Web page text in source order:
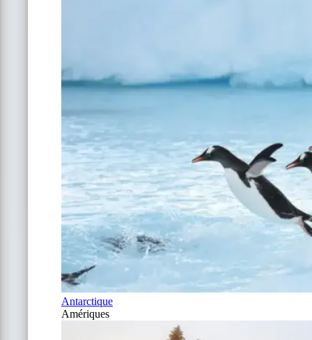
Antarctique
Amériques